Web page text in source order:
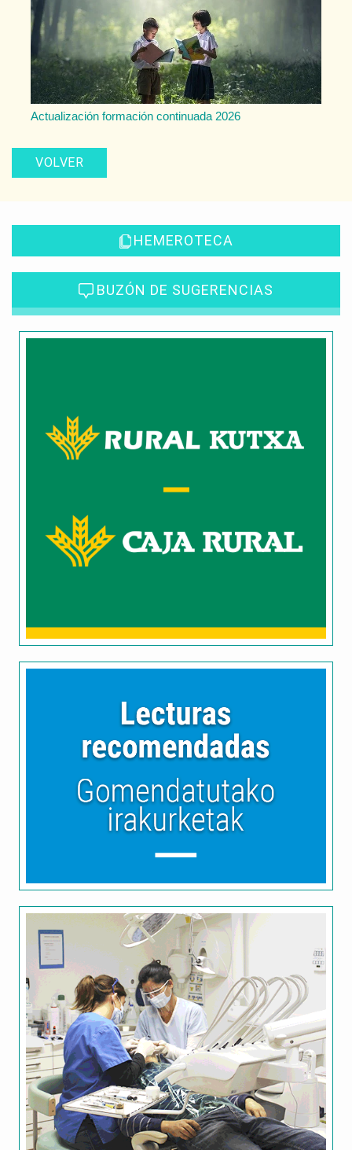
Actualización formación continuada 2026
VOLVER
HEMEROTECA
BUZÓN DE SUGERENCIAS